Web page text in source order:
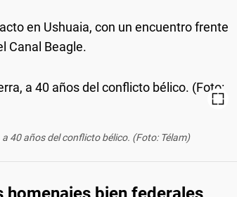
en Ushuaia, con un encuentro frente
Canal Beagle.
40 años del conflicto bélico. (Foto: Télam)